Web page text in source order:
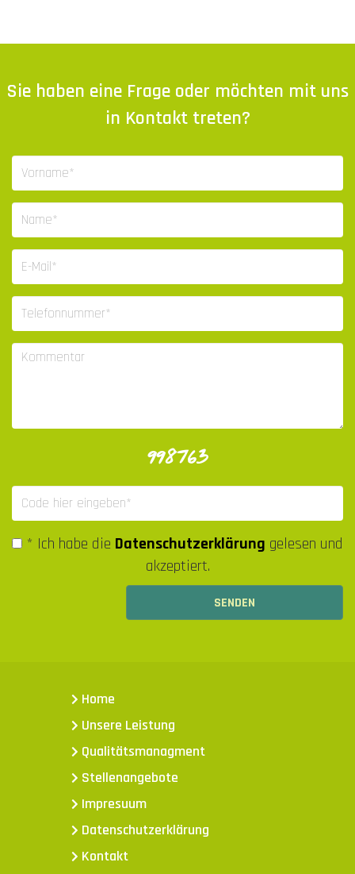
Sie haben eine Frage oder möchten mit uns
in Kontakt treten?
998763
* Ich habe die Datenschutzerklärung gelesen und
akzeptiert.
Home
Unsere Leistung
Qualitätsmanagment
Stellenangebote
Impresuum
Datenschutzerklärung
Kontakt